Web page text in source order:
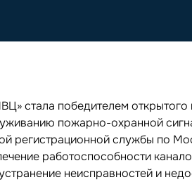
стала победителем открытого
пожарно-охранной
регистрационной службы по
работоспособности
неисправностей и